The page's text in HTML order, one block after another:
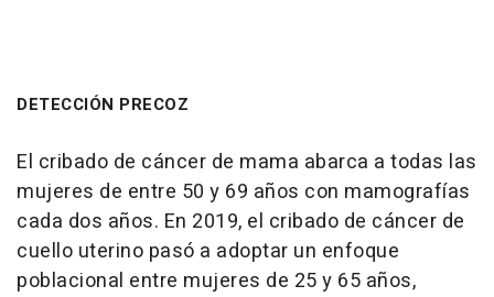
DETECCIÓN PRECOZ
El cribado de cáncer de mama abarca a todas las
mujeres de entre 50 y 69 años con mamografías
cada dos años. En 2019, el cribado de cáncer de
cuello uterino pasó a adoptar un enfoque
poblacional entre mujeres de 25 y 65 años,